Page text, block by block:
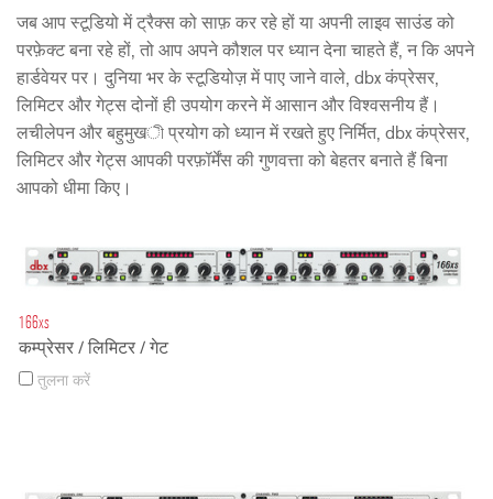
जब आप स्टूडियो में ट्रैक्स को साफ़ कर रहे हों या अपनी लाइव साउंड को
परफ़ेक्ट बना रहे हों, तो आप अपने कौशल पर ध्यान देना चाहते हैं, न कि अपने
हार्डवेयर पर। दुनिया भर के स्टूडियोज़ में पाए जाने वाले, dbx कंप्रेसर,
लिमिटर और गेट्स दोनों ही उपयोग करने में आसान और विश्वसनीय हैं।
लचीलेपन और बहुमुखী प्रयोग को ध्यान में रखते हुए निर्मित, dbx कंप्रेसर,
लिमिटर और गेट्स आपकी परफ़ॉर्मेंस की गुणवत्ता को बेहतर बनाते हैं बिना
आपको धीमा किए।
166xs
कम्प्रेसर / लिमिटर / गेट
तुलना करें